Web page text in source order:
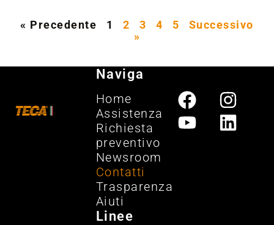
« Precedente 1 2 3 4 5
Successivo
»
Naviga
Home
Assistenza
Richiesta
preventivo
Newsroom
Contatti
Trasparenza
Aiuti
Linee